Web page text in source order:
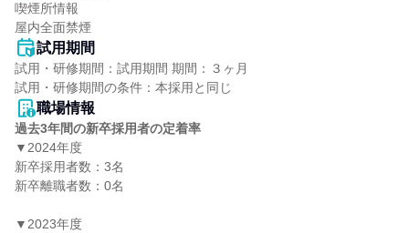
喫煙所情報
屋内全面禁煙
試用期間
試用・研修期間：試用期間 期間：３ヶ月
職場情報
過去3年間の新卒採用者の定着率
▼2024年度
新卒採用者数：3名
新卒離職者数：0名
▼2023年度